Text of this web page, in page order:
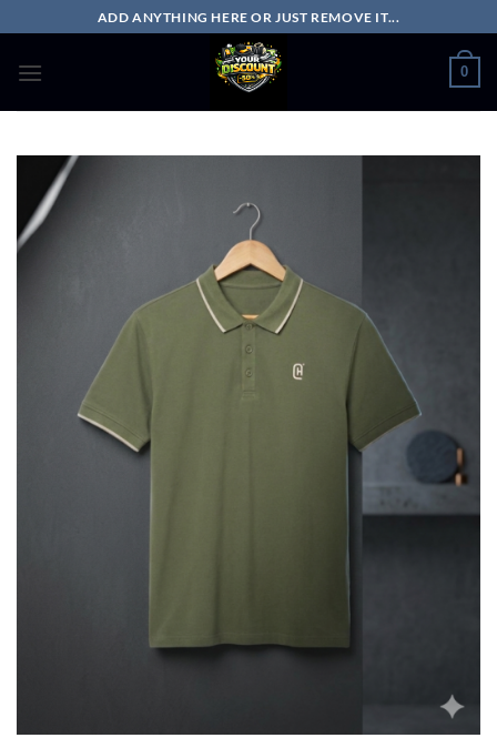
au
contenu
ADD ANYTHING HERE OR JUST REMOVE IT...
0